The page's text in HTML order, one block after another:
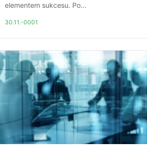
elementem sukcesu. Po...
30.11.-0001